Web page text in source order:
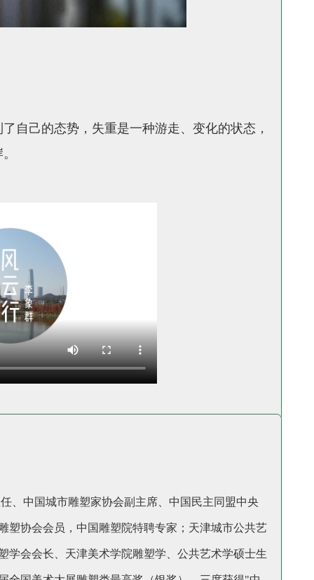
自己的态势，失重是一种游走、变化的状态，
、中国城市雕塑家协会副主席、中国民主同盟中央
塑协会会员，中国雕塑院特聘专家；天津城市公共艺
学会会长、天津美术学院雕塑学、公共艺术学硕士生